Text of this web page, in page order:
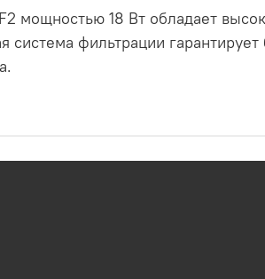
мощностью 18 Вт обладает
фильтрации